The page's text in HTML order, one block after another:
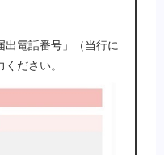
電話番号」（当行に
ださい。